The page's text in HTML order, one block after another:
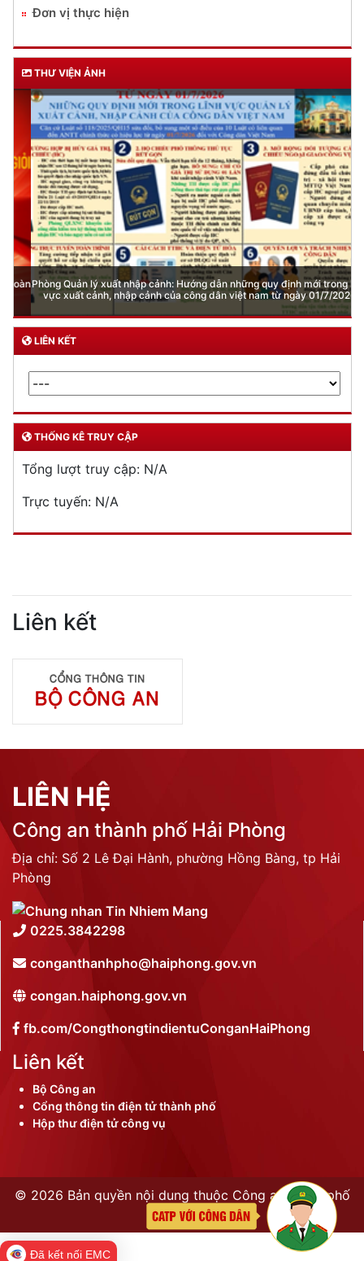
Đơn vị thực hiện
THƯ VIỆN ẢNH
Phòng Quản lý xuất nhập cảnh: Hướng dẫn những quy định mới trong lĩnh
vực xuất cảnh, nhập cảnh của công dân việt nam từ ngày 01/7/2026
LIÊN KẾT
THỐNG KÊ TRUY CẬP
Tổng lượt truy cập: N/A
Trực tuyến: N/A
Liên kết
LIÊN HỆ
Công an thành phố Hải Phòng
Địa chỉ: Số 2 Lê Đại Hành, phường Hồng Bàng, tp Hải
Phòng
0225.3842298
conganthanhpho@haiphong.gov.vn
congan.haiphong.gov.vn
fb.com/CongthongtindientuConganHaiPhong
Liên kết
Bộ Công an
Cổng thông tin điện tử thành phố
Hộp thư điện tử công vụ
© 2026 Bản quyền nội dung thuộc Công an thành phố
Hải Phòng
Đã kết nối EMC